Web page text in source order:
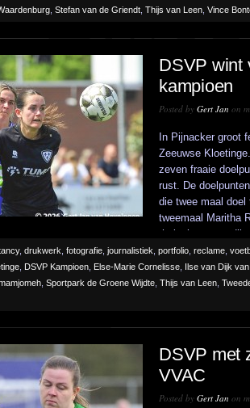
Stefan van de Griendt Thijs van Leen Vince
DSVP wint
kampioen
Posted by Gert Jan on
In Pijnacker groot
Zeeuwse
zeven fraaie
rust. De
die twee maal
tweemaal Maritha
thuisploeg won
, drukwerk fotografie journalistiek portfolio reclame
DSVP Kampioen Else-Marie Cornelisse Ilse van Dijk
Sportpark de Groene Wijdte Thijs van Leen
DSVP met
VVAC
Posted by Gert Jan on